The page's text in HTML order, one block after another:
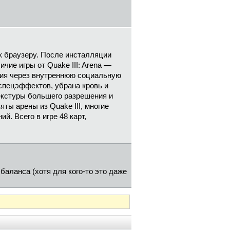
После инсталляции
игры от Quake III: Arena —
через внутреннюю социальную
убрана кровь и
большего разрешения и
арены из Quake III, многие
Всего в игре 48 карт,
(хотя для кого-то это даже